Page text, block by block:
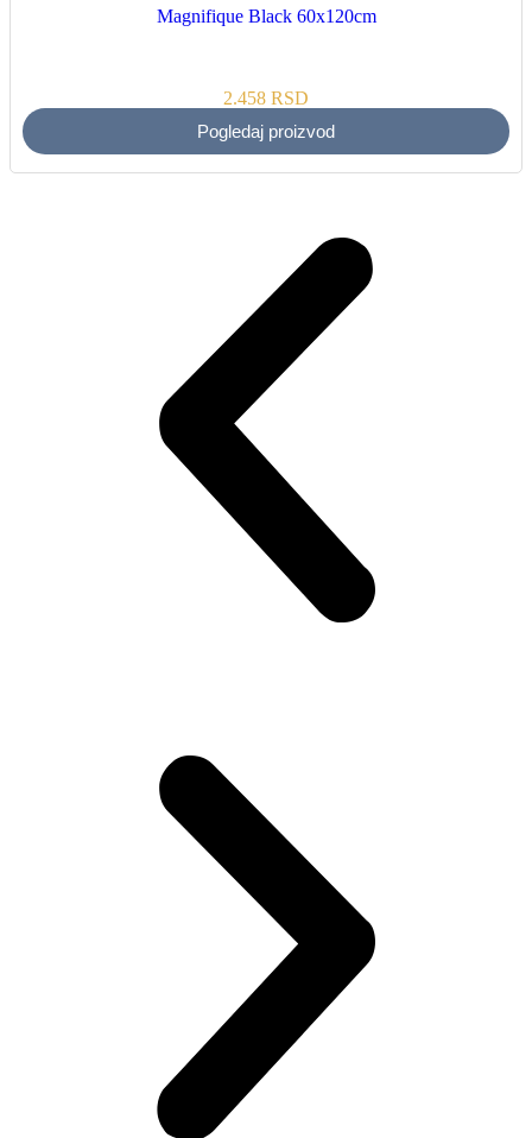
Magnifique Black 60x120cm
2.458 RSD
Pogledaj proizvod